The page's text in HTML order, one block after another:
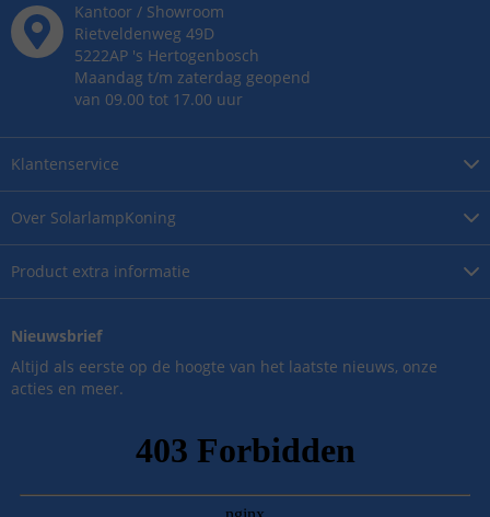
Over SolarlampKoning
Product extra informatie
Klantenservice
Kantoor / Showroom
Rietveldenweg 49D
5222AP 's Hertogenbosch
Maandag t/m zaterdag geopend
van 09.00 tot 17.00 uur
Nieuwsbrief
Altijd als eerste op de hoogte van het laatste nieuws, onze
acties en meer.